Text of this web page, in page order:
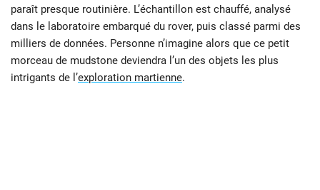
paraît presque routinière. L’échantillon est chauffé, analysé
dans le laboratoire embarqué du rover, puis classé parmi des
milliers de données. Personne n’imagine alors que ce petit
morceau de mudstone deviendra l’un des objets les plus
intrigants de l’exploration martienne.